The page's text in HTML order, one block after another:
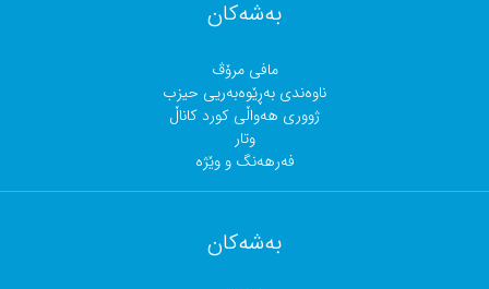
بەشەکان
مافی مرۆڤ
ناوەندی بەڕێوەبەریی حیزب
ژووری هەواڵی کورد کاناڵ
وتار
فەرهەنگ و وێژە
بەشەکان